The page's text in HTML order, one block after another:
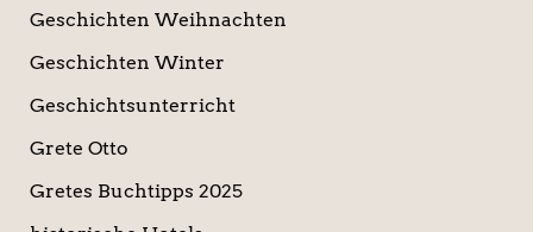
Geschichten Weihnachten
Geschichten Winter
Geschichtsunterricht
Grete Otto
Gretes Buchtipps 2025